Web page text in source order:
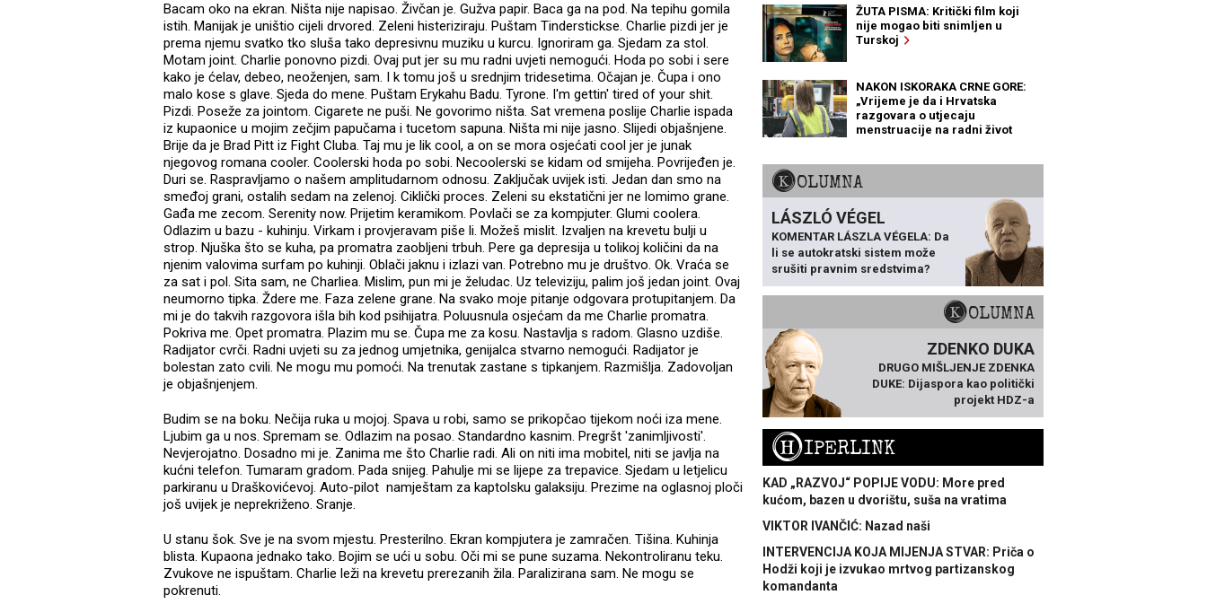
Bacam oko na ekran. Ništa nije napisao. Živčan je. Gužva papir. Baca ga na pod. Na tepihu gomila
istih. Manijak je uništio cijeli drvored. Zeleni histeriziraju. Puštam Tinderstickse. Charlie pizdi jer je
prema njemu svatko tko sluša tako depresivnu muziku u kurcu. Ignoriram ga. Sjedam za stol.
Motam joint. Charlie ponovno pizdi. Ovaj put jer su mu radni uvjeti nemogući. Hoda po sobi i sere
kako je ćelav, debeo, neoženjen, sam. I k tomu još u srednjim tridesetima. Očajan je. Čupa i ono
malo kose s glave. Sjeda do mene. Puštam Erykahu Badu. Tyrone. I'm gettin' tired of your shit.
Pizdi. Poseže za jointom. Cigarete ne puši. Ne govorimo ništa. Sat vremena poslije Charlie ispada
iz kupaonice u mojim zečjim papučama i tucetom sapuna. Ništa mi nije jasno. Slijedi objašnjene.
Brije da je Brad Pitt iz Fight Cluba. Taj mu je lik cool, a on se mora osjećati cool jer je junak
njegovog romana cooler. Coolerski hoda po sobi. Necoolerski se kidam od smijeha. Povrijeđen je.
Duri se. Raspravljamo o našem amplitudarnom odnosu. Zaključak uvijek isti. Jedan dan smo na
smeđoj grani, ostalih sedam na zelenoj. Ciklički proces. Zeleni su ekstatični jer ne lomimo grane.
Gađa me zecom. Serenity now. Prijetim keramikom. Povlači se za kompjuter. Glumi coolera.
Odlazim u bazu - kuhinju. Virkam i provjeravam piše li. Možeš mislit. Izvaljen na krevetu bulji u
strop. Njuška što se kuha, pa promatra zaobljeni trbuh. Pere ga depresija u tolikoj količini da na
njenim valovima surfam po kuhinji. Oblači jaknu i izlazi van. Potrebno mu je društvo. Ok. Vraća se
za sat i pol. Sita sam, ne Charliea. Mislim, pun mi je želudac. Uz televiziju, palim još jedan joint. Ovaj
neumorno tipka. Ždere me. Faza zelene grane. Na svako moje pitanje odgovara protupitanjem. Da
mi je do takvih razgovora išla bih kod psihijatra. Poluusnula osjećam da me Charlie promatra.
Pokriva me. Opet promatra. Plazim mu se. Čupa me za kosu. Nastavlja s radom. Glasno uzdiše.
Radijator cvrči. Radni uvjeti su za jednog umjetnika, genijalca stvarno nemogući. Radijator je
bolestan zato cvili. Ne mogu mu pomoći. Na trenutak zastane s tipkanjem. Razmišlja. Zadovoljan
je objašnjenjem.
Budim se na boku. Nečija ruka u mojoj. Spava u robi, samo se prikopčao tijekom noći iza mene.
Ljubim ga u nos. Spremam se. Odlazim na posao. Standardno kasnim. Pregršt 'zanimljivosti'.
Nevjerojatno. Dosadno mi je. Zanima me što Charlie radi. Ali on niti ima mobitel, niti se javlja na
kućni telefon. Tumaram gradom. Pada snijeg. Pahulje mi se lijepe za trepavice. Sjedam u letjelicu
parkiranu u Draškovićevoj. Auto-pilot namještam za kaptolsku galaksiju. Prezime na oglasnoj ploči
još uvijek je neprekriženo. Sranje.
U stanu šok. Sve je na svom mjestu. Presterilno. Ekran kompjutera je zamračen. Tišina. Kuhinja
blista. Kupaona jednako tako. Bojim se ući u sobu. Oči mi se pune suzama. Nekontroliranu teku.
Zvukove ne ispuštam. Charlie leži na krevetu prerezanih žila. Paralizirana sam. Ne mogu se
pokrenuti.
ŽUTA PISMA: Kritički film koji
nije mogao biti snimljen u
Turskoj
NAKON ISKORAKA CRNE GORE:
„Vrijeme je da i Hrvatska
razgovara o utjecaju
menstruacije na radni život
KOLUMNA
LÁSZLÓ VÉGEL
KOMENTAR LÁSZLA VÉGELA: Da
li se autokratski sistem može
srušiti pravnim sredstvima?
KOLUMNA
ZDENKO DUKA
DRUGO MIŠLJENJE ZDENKA
DUKE: Dijaspora kao politički
projekt HDZ-a
HIPERLINK
KAD „RAZVOJ“ POPIJE VODU: More pred
kućom, bazen u dvorištu, suša na vratima
VIKTOR IVANČIĆ: Nazad naši
INTERVENCIJA KOJA MIJENJA STVAR: Priča o
Hodži koji je izvukao mrtvog partizanskog
komandanta